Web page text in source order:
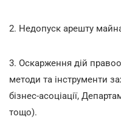
2. Недопуск арешту
3. Оскарження дій
методи та інструменти
бізнес-асоціації,
тощо).